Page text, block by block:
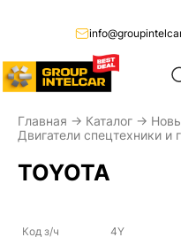
Главная → Каталог →
Двигатели спецтехники и
TOYOTA
4Y